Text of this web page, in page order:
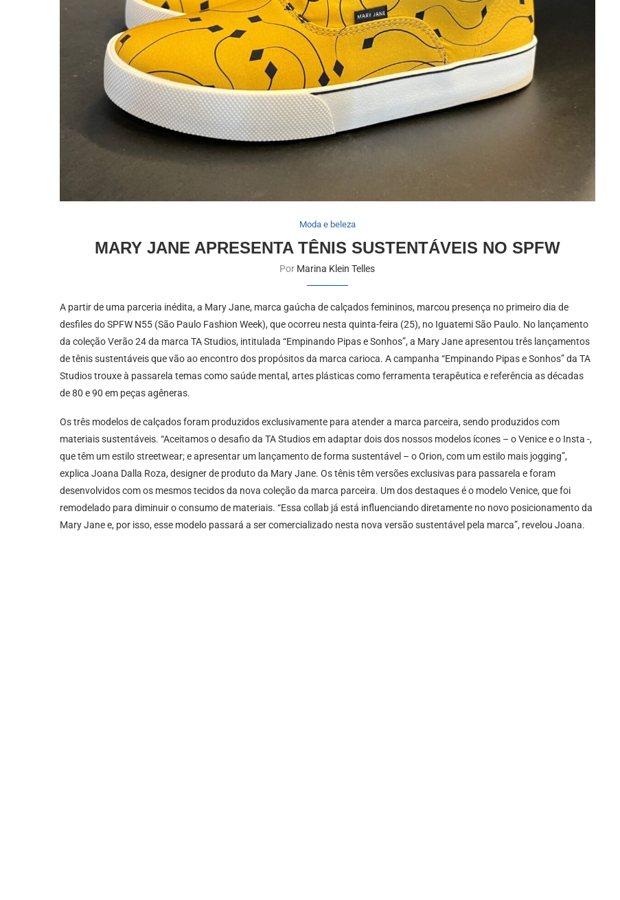
Moda e beleza
MARY JANE APRESENTA TÊNIS SUSTENTÁVEIS NO SPFW
Por Marina Klein Telles
A partir de uma parceria inédita, a Mary Jane, marca gaúcha de calçados femininos, marcou presença no primeiro dia de
desfiles do SPFW N55 (São Paulo Fashion Week), que ocorreu nesta quinta-feira (25), no Iguatemi São Paulo. No lançamento
da coleção Verão 24 da marca TA Studios, intitulada “Empinando Pipas e Sonhos”, a Mary Jane apresentou três lançamentos
de tênis sustentáveis que vão ao encontro dos propósitos da marca carioca. A campanha “Empinando Pipas e Sonhos” da TA
Studios trouxe à passarela temas como saúde mental, artes plásticas como ferramenta terapêutica e referência as décadas
de 80 e 90 em peças agêneras.
Os três modelos de calçados foram produzidos exclusivamente para atender a marca parceira, sendo produzidos com
materiais sustentáveis. “Aceitamos o desafio da TA Studios em adaptar dois dos nossos modelos ícones – o Venice e o Insta -,
que têm um estilo streetwear; e apresentar um lançamento de forma sustentável – o Orion, com um estilo mais jogging”,
explica Joana Dalla Roza, designer de produto da Mary Jane. Os tênis têm versões exclusivas para passarela e foram
desenvolvidos com os mesmos tecidos da nova coleção da marca parceira. Um dos destaques é o modelo Venice, que foi
remodelado para diminuir o consumo de materiais. “Essa collab já está influenciando diretamente no novo posicionamento da
Mary Jane e, por isso, esse modelo passará a ser comercializado nesta nova versão sustentável pela marca”, revelou Joana.